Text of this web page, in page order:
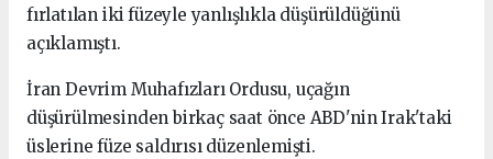
fırlatılan iki füzeyle yanlışlıkla düşürüldüğünü
açıklamıştı.
İran Devrim Muhafızları Ordusu, uçağın
düşürülmesinden birkaç saat önce ABD'nin Irak'taki
üslerine füze saldırısı düzenlemişti.